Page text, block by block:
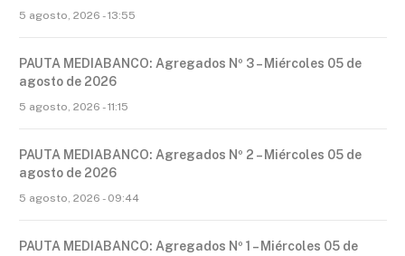
5 agosto, 2026 - 13:55
PAUTA MEDIABANCO: Agregados Nº 3 – Miércoles 05 de
agosto de 2026
5 agosto, 2026 - 11:15
PAUTA MEDIABANCO: Agregados Nº 2 – Miércoles 05 de
agosto de 2026
5 agosto, 2026 - 09:44
PAUTA MEDIABANCO: Agregados Nº 1 – Miércoles 05 de